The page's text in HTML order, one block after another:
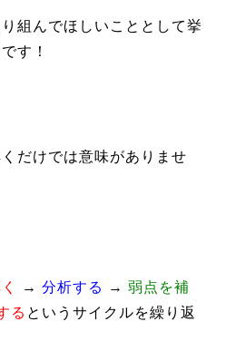
組んでほしいこととして挙
す！
だけでは意味がありませ
→ 分析する → 弱点を補
る というサイクルを繰り返